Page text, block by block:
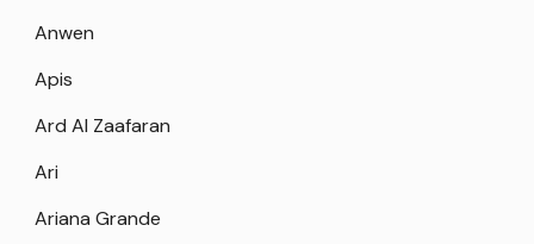
Anwen
Apis
Ard Al Zaafaran
Ari
Ariana Grande